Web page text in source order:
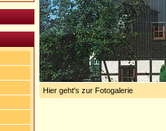
Hier geht's zur Fotogalerie